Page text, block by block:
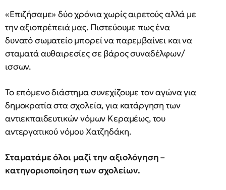
«Επιζήσαμε» δύο χρόνια χωρίς αιρετούς αλλά με
την αξιοπρέπειά μας. Πιστεύουμε πως ένα
δυνατό σωματείο μπορεί να παρεμβαίνει και να
σταματά αυθαιρεσίες σε βάρος συναδέλφων/
ισσων.
Το επόμενο διάστημα συνεχίζουμε τον αγώνα για
δημοκρατία στα σχολεία, για κατάργηση των
αντιεκπαιδευτικών νόμων Κεραμέως, του
αντεργατικού νόμου Χατζηδάκη.
Σταματάμε όλοι μαζί την αξιολόγηση –
κατηγοριοποίηση των σχολείων.